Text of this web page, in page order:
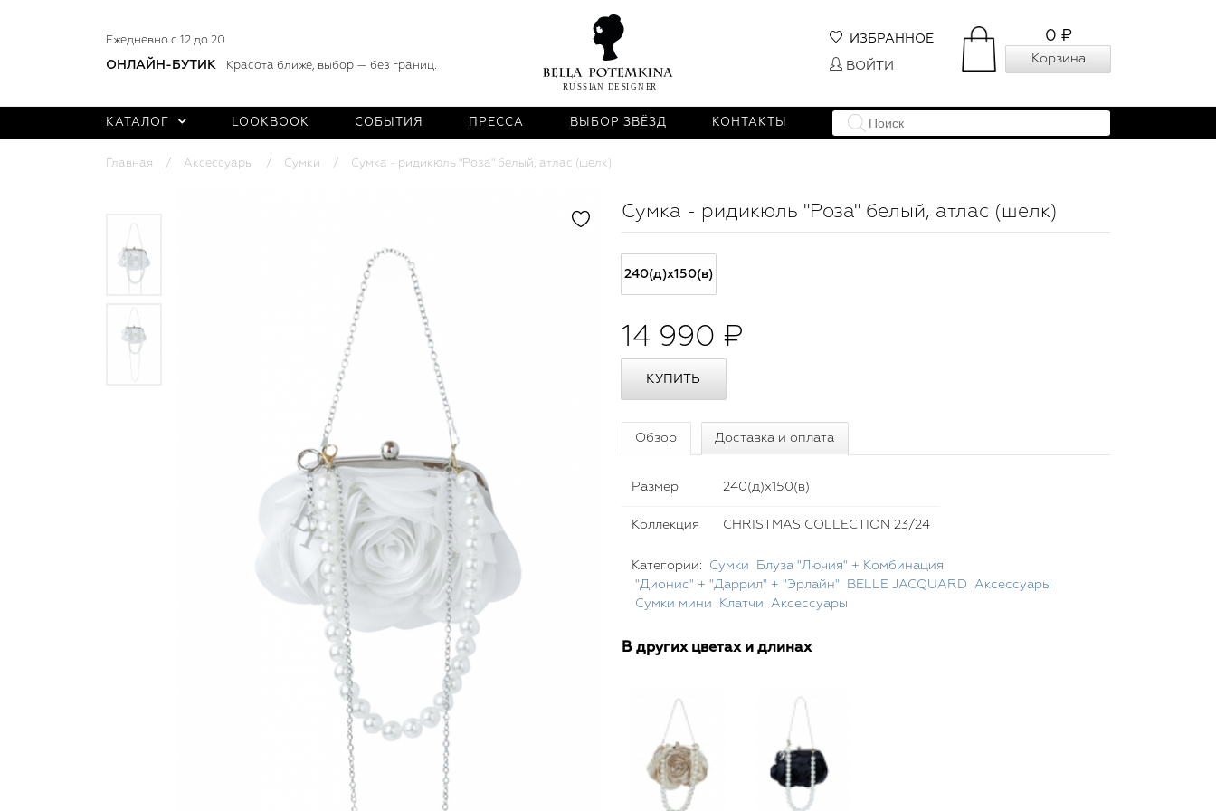
Ежедневно с 12 до 20
ОНЛАЙН-БУТИК Красота ближе, выбор — без границ.
0 ₽
Корзина
ИЗБРАННОЕ
ВОЙТИ
КАТАЛОГ LOOKBOOK СОБЫТИЯ ПРЕССА ВЫБОР ЗВЁЗД КОНТАКТЫ
Главная Аксессуары Сумки Сумка - ридикюль "Роза" белый, атлас (шелк)
Сумка - ридикюль "Роза" белый, атлас (шелк)
240(д)х150(в)
14 990 ₽
Обзор Доставка и оплата
Размер 240(д)х150(в)
Коллекция CHRISTMAS COLLECTION 23/24
Категории: Сумки
Блуза "Лючия" + Комбинация
"Дионис" + "Даррил" + "Эрлайн"
BELLE JACQUARD
Аксессуары
Сумки мини
Клатчи Аксессуары
В других цветах и длинах